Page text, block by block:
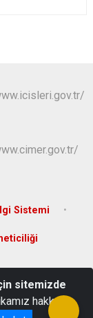
Sistemi
sitemizde
hakkında